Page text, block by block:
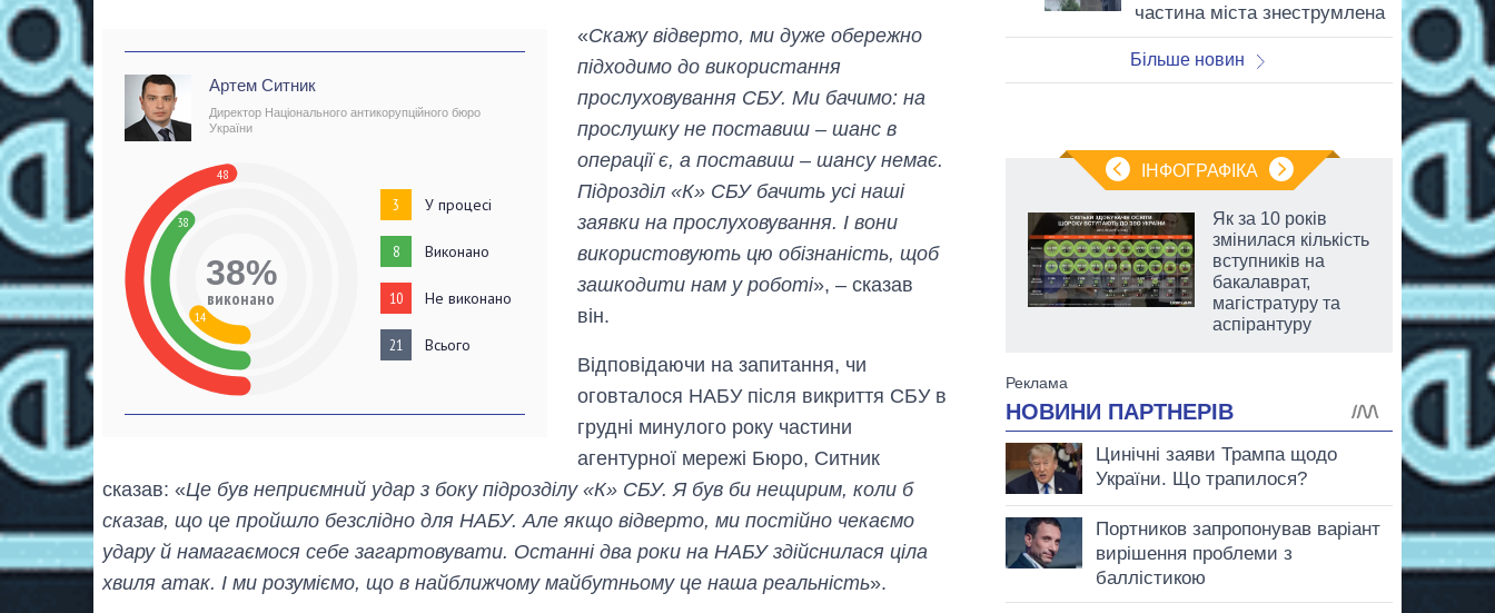
Артем Ситник
Директор Національного антикорупційного бюро
України
48
38
14
38%
виконано
3 У процесі
8 Виконано
10 Не виконано
21 Всього
«Скажу відверто, ми дуже обережно
підходимо до використання
прослуховування СБУ. Ми бачимо: на
прослушку не поставиш – шанс в
операції є, а поставиш – шансу немає.
Підрозділ «К» СБУ бачить усі наші
заявки на прослуховування. І вони
використовують цю обізнаність, щоб
зашкодити нам у роботі», – сказав
він.
Відповідаючи на запитання, чи
оговталося НАБУ після викриття СБУ в
грудні минулого року частини
агентурної мережі Бюро, Ситник
сказав: «Це був неприємний удар з боку підрозділу «К» СБУ. Я був би нещирим, коли б
сказав, що це пройшло безслідно для НАБУ. Але якщо відверто, ми постійно чекаємо
удару й намагаємося себе загартовувати. Останні два роки на НАБУ здійснилася ціла
хвиля атак. І ми розуміємо, що в найближчому майбутньому це наша реальність».
частина міста знеструмлена
Більше новин
ІНФОГРАФІКА
Економіка ШІ-
коштують і
заробляють
Як за 10 років
змінилася кількість
вступників на
бакалаврат,
магістратуру та
аспірантуру